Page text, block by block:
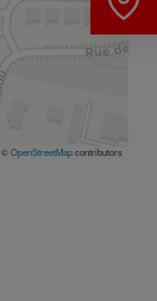
©OpenStreetMapcontributors